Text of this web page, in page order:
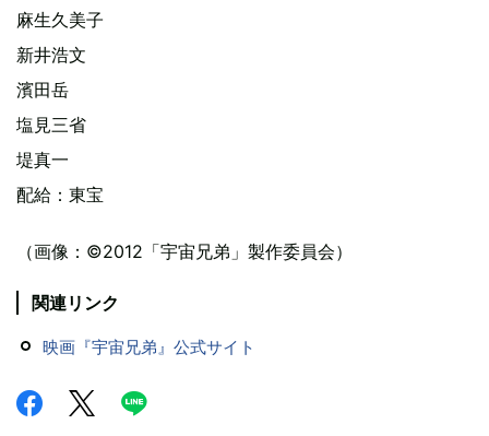
麻生久美子
新井浩文
濱田岳
塩見三省
堤真一
配給：東宝
（画像：©2012「宇宙兄弟」製作委員会）
関連リンク
映画『宇宙兄弟』公式サイト